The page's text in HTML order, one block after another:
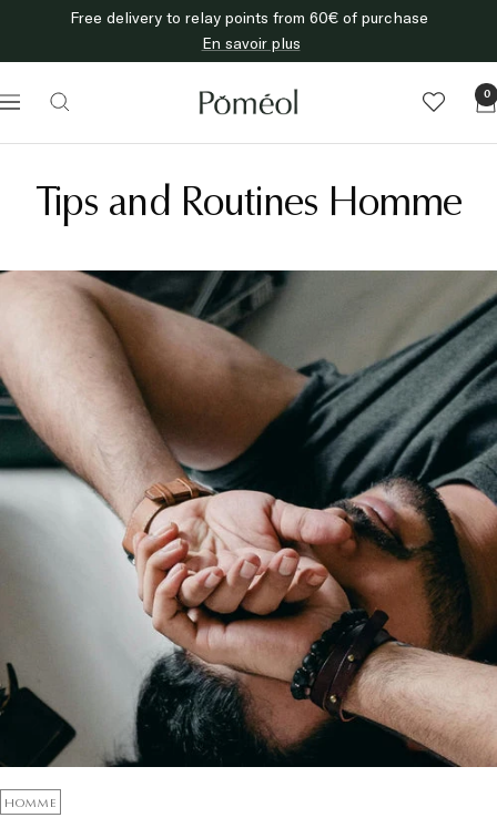
content
Free delivery to relay points from 60€ of purchase
En savoir plus
Navigation
Poméol 0
Tips and Routines Homme
HOMME